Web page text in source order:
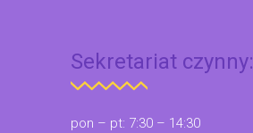
Sekretariat czynny:
pon – pt: 7:30 – 14:30